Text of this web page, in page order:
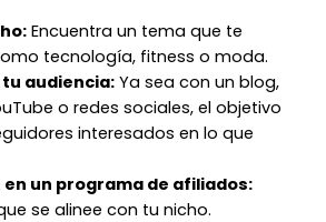
Encuentra un tema que te
tecnología, fitness o moda.
audiencia: Ya sea con un blog,
o redes sociales, el objetivo
interesados en lo que
un programa de afiliados:
se alinee con tu nicho.